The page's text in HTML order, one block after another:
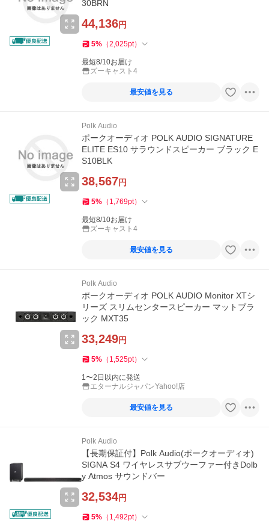
30BRN
44,136円
5% （2,025pt）
最短8/10お届け
ズーキャスト4
最安値を見る
Polk Audio
ポークオーディオ POLK AUDIO SIGNATURE
ELITE ES10 サラウンドスピーカー ブラック E
S10BLK
38,567円
5% （ 1,769pt）
最短8/10お届け
ズーキャスト4
最安値を見る
Polk Audio
ポークオーディオ POLK AUDIO Monitor XTシ
リーズ スリムセンタースピーカー マットブラ
ック MXT35
33,249円
5% （ 1,525pt）
1〜2日以内に発送
エターナルジャパンYahoo!店
最安値を見る
Polk Audio
【長期保証付】Polk Audio(ポークオーディオ)
SIGNA S4 ワイヤレスサブウーファー付きDolb
y Atmos サウンドバー
32,534円
5% （ 1,492pt）